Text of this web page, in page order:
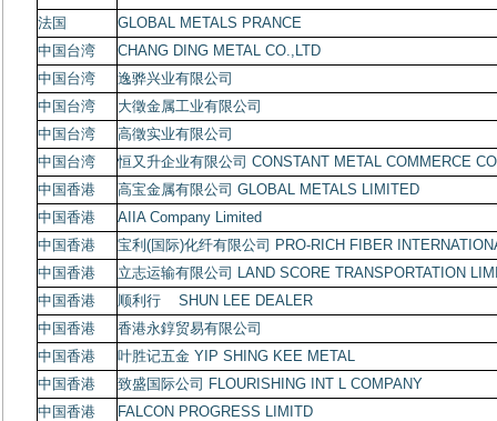
法国
GLOBAL METALS PRANCE
中国台湾
CHANG DING METAL CO.,LTD
中国台湾
逸骅兴业有限公司
中国台湾
大徵金属工业有限公司
中国台湾
高徵实业有限公司
中国台湾
恒又升企业有限公司 CONSTANT METAL COMMERCE
中国香港
高宝金属有限公司 GLOBAL METALS LIMITED
中国香港
AIIA Company Limited
中国香港
宝利(国际)化纤有限公司 PRO-RICH FIBER
中国香港
立志运输有限公司 LAND SCORE TRANSPORTATION
中国香港
顺利行 SHUN LEE DEALER
中国香港
香港永錞贸易有限公司
中国香港
叶胜记五金 YIP SHING KEE METAL
中国香港
致盛国际公司 FLOURISHING INT L COMPANY
中国香港
FALCON PROGRESS LIMITD